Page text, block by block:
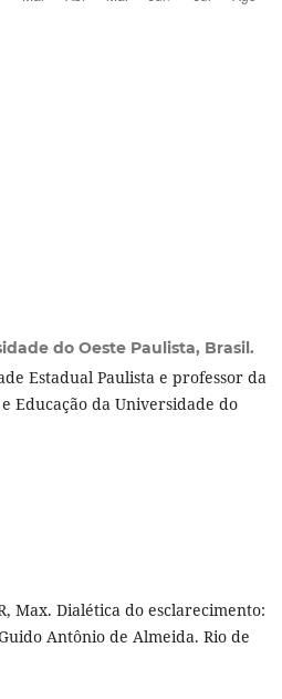
do Oeste Paulista, Brasil.
Estadual Paulista e professor da
Educação da Universidade do
Max. Dialética do esclarecimento:
Antônio de Almeida. Rio de